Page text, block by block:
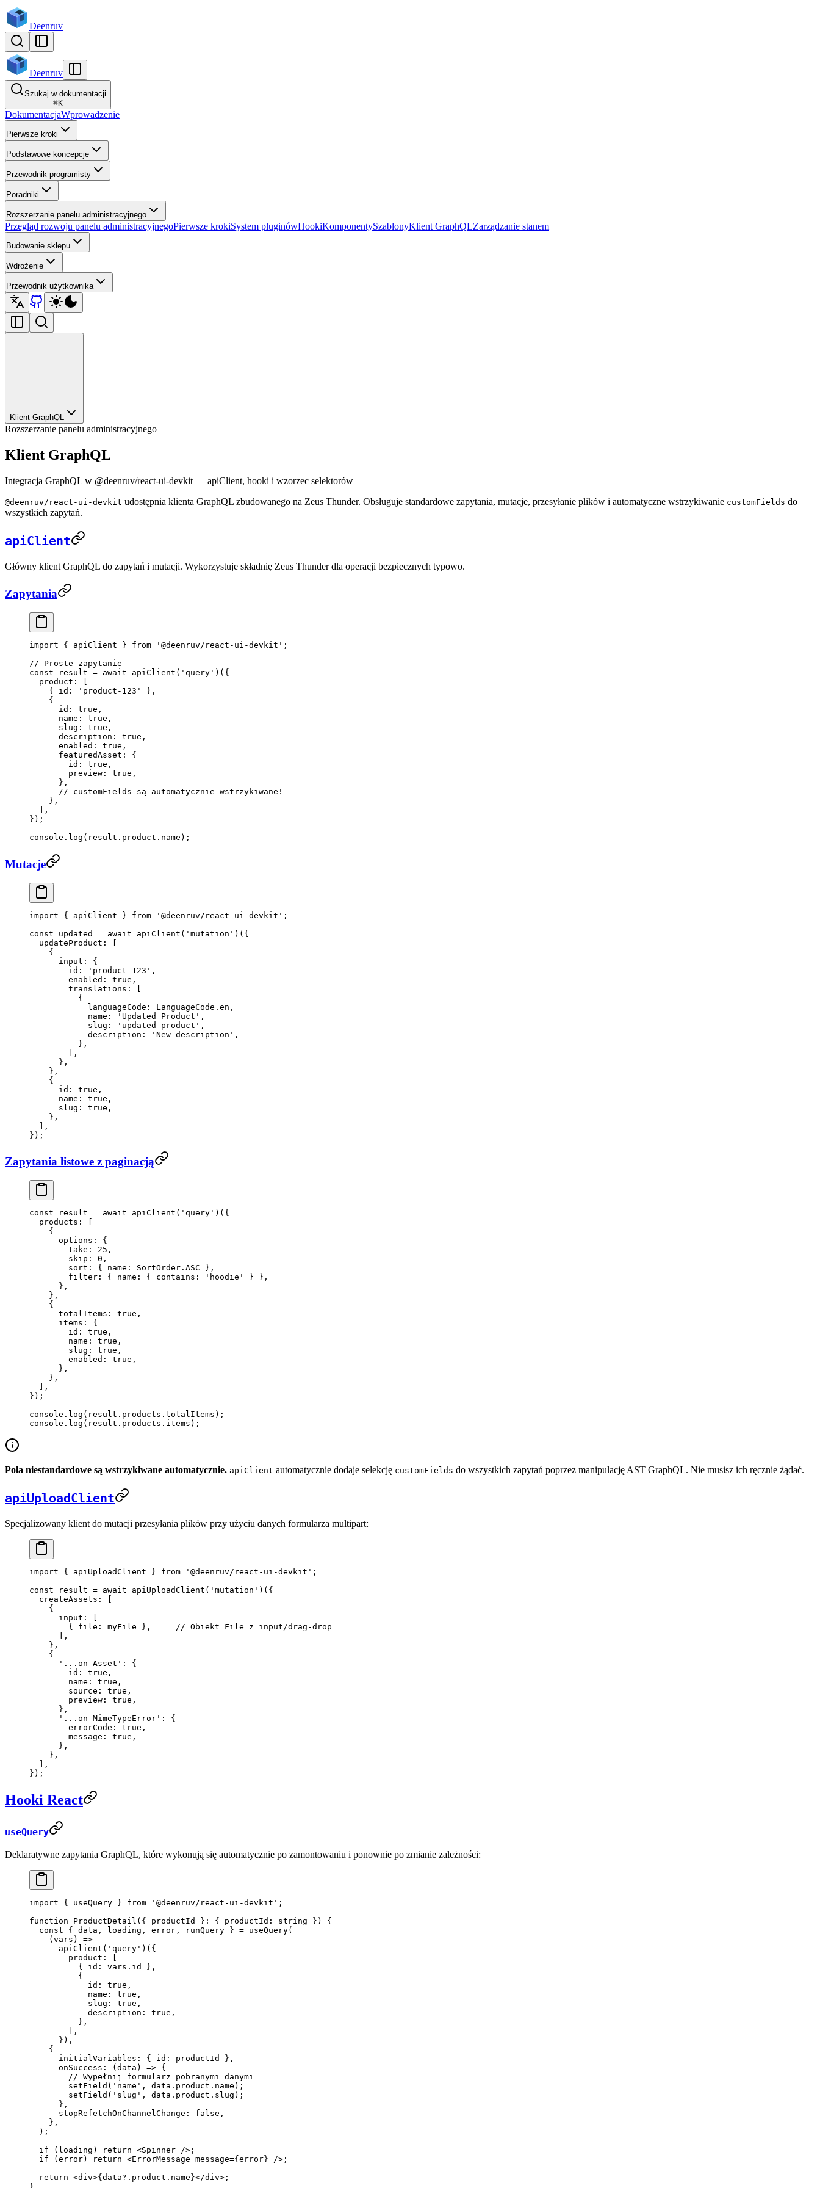
Deenruv
Deenruv
Szukaj w dokumentacji
⌘K
DokumentacjaWprowadzenie
Pierwsze kroki
Podstawowe koncepcje
Przewodnik programisty
Poradniki
Rozszerzanie panelu administracyjnego
Przegląd rozwoju panelu administracyjnegoPierwsze krokiSystem pluginówHookiKomponentySzablonyKlient GraphQLZarządzanie stanem
Budowanie sklepu
Wdrożenie
Przewodnik użytkownika
Klient GraphQL
Rozszerzanie panelu administracyjnego
Klient GraphQL
Integracja GraphQL w @deenruv/react-ui-devkit — apiClient, hooki i wzorzec selektorów
@deenruv/react-ui-devkit udostępnia klienta GraphQL zbudowanego na Zeus Thunder. Obsługuje standardowe zapytania, mutacje, przesyłanie plików i automatyczne wstrzykiwanie customFields do
wszystkich zapytań.
apiClient
Główny klient GraphQL do zapytań i mutacji. Wykorzystuje składnię Zeus Thunder dla operacji bezpiecznych typowo.
Zapytania
import { apiClient } from '@deenruv/react-ui-devkit' ;
// Proste zapytanie
const result = await apiClient ( 'query' )({
  product: [
    { id:
'product-123'
},
    {
      id:
true ,
      name:
true ,
      slug:
true ,
      description:
true ,
      enabled:
true ,
      featuredAsset: {
        id:
true ,
        preview:
true ,
      },
      // customFields są automatycznie wstrzykiwane!
    },
  ],
});
console. log (result.product.name);
Mutacje
import { apiClient } from '@deenruv/react-ui-devkit' ;
const updated = await apiClient ( 'mutation' )({
  updateProduct: [
    {
      input: {
        id:
'product-123' ,
        enabled:
true ,
        translations: [
          {
            languageCode: LanguageCode.en,
            name:
'Updated Product' ,
            slug:
'updated-product' ,
            description:
'New description' ,
          },
        ],
      },
    },
    {
      id:
true ,
      name:
true ,
      slug:
true ,
    },
  ],
});
Zapytania listowe z paginacją
const result = await apiClient ( 'query' )({
  products: [
    {
      options: {
        take:
25 ,
        skip:
0 ,
        sort: { name: SortOrder.
ASC },
        filter: { name: { contains:
'hoodie'
} },
      },
    },
    {
      totalItems:
true ,
      items: {
        id:
true ,
        name:
true ,
        slug:
true ,
        enabled:
true ,
      },
    },
  ],
});
console. log (result.products.totalItems);
console. log (result.products.items);
Pola niestandardowe są wstrzykiwane automatycznie. apiClient automatycznie dodaje selekcję customFields do wszystkich zapytań poprzez manipulację AST GraphQL. Nie musisz ich ręcznie żądać.
apiUploadClient
Specjalizowany klient do mutacji przesyłania plików przy użyciu danych formularza multipart:
import { apiUploadClient } from '@deenruv/react-ui-devkit' ;
const result = await apiUploadClient ( 'mutation' )({
  createAssets: [
    {
      input: [
        { file: myFile },
// Obiekt File z input/drag-drop
      ],
    },
    {
      '...on Asset'
: {
        id:
true ,
        name:
true ,
        source:
true ,
        preview:
true ,
      },
      '...on MimeTypeError'
: {
        errorCode:
true ,
        message:
true ,
      },
    },
  ],
});
Hooki React
useQuery
Deklaratywne zapytania GraphQL, które wykonują się automatycznie po zamontowaniu i ponownie po zmianie zależności:
import { useQuery } from '@deenruv/react-ui-devkit' ;
function ProductDetail ({ productId } : { productId : string }) {
  const
{ data , loading , error , runQuery } = useQuery(
    (
vars ) =>
      apiClient
( 'query' )({
        product: [
          { id: vars.id },
          {
            id:
true ,
            name:
true ,
            slug:
true ,
            description:
true ,
          },
        ],
      }),
    {
      initialVariables: { id: productId },
      onSuccess
: ( data ) => {
        // Wypełnij formularz pobranymi danymi
        setField
( 'name' , data.product.name);
        setField
( 'slug' , data.product.slug);
      },
      stopRefetchOnChannelChange:
false ,
    },
  );
  if
(loading) return <Spinner />;
  if
(error) return <ErrorMessage message={ error} />;
  return
<div>{data?.product.name}</div> ;